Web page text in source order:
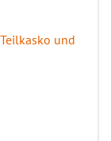
und